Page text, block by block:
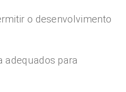
o desenvolvimento
adequados para